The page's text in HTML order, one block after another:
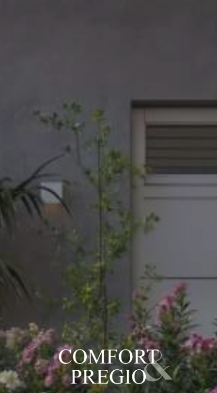
Motivo dell’acquisto
(Indica la finalità principale del tuo acquisto immobiliare:)